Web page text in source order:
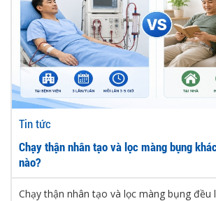
Tin tức
Chạy thận nhân tạo và lọc màng bụng
nào?
Chạy thận nhân tạo và lọc màng bụng đều